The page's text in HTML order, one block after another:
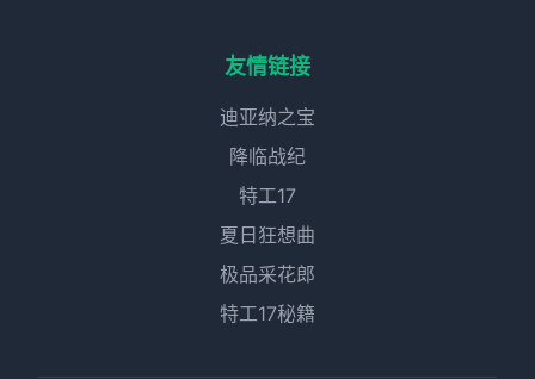
友情链接
迪亚纳之宝
降临战纪
特工17
夏日狂想曲
极品采花郎
特工17秘籍